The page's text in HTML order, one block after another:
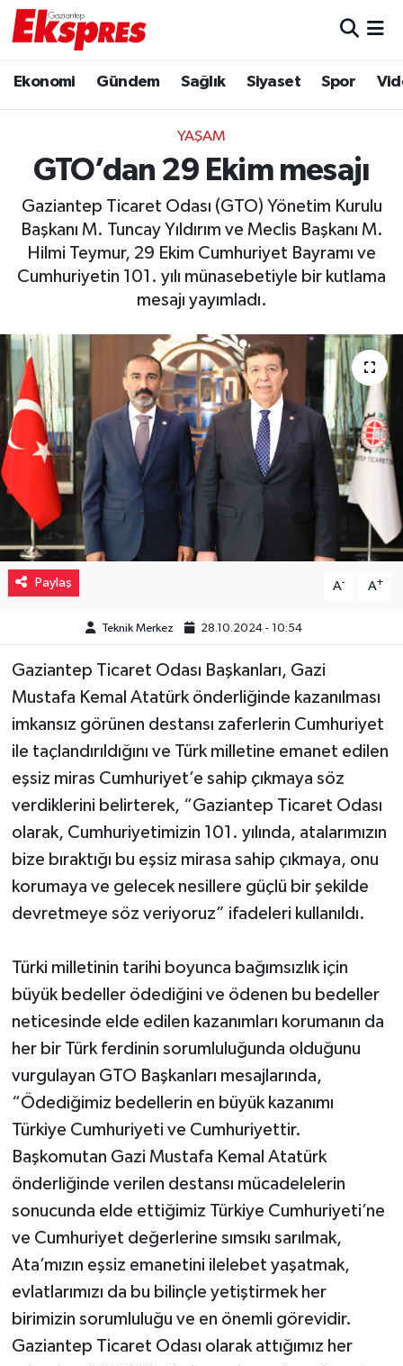
Ekonomi Gündem Sağlık Siyaset Spor
YAŞAM
GTO’dan 29 Ekim mesajı
Gaziantep Ticaret Odası (GTO) Yönetim Kurulu
Başkanı M. Tuncay Yıldırım ve Meclis Başkanı M.
Hilmi Teymur, 29 Ekim Cumhuriyet Bayramı ve
Cumhuriyetin 101. yılı münasebetiyle bir kutlama
mesajı yayımladı.
Paylaş A- A+
Teknik Merkez 28.10.2024 - 10:54
Gaziantep Ticaret Odası Başkanları, Gazi
Mustafa Kemal Atatürk önderliğinde kazanılması
imkansız görünen destansı zaferlerin Cumhuriyet
ile taçlandırıldığını ve Türk milletine emanet edilen
eşsiz miras Cumhuriyet’e sahip çıkmaya söz
verdiklerini belirterek, “Gaziantep Ticaret Odası
olarak, Cumhuriyetimizin 101. yılında, atalarımızın
bize bıraktığı bu eşsiz mirasa sahip çıkmaya, onu
korumaya ve gelecek nesillere güçlü bir şekilde
devretmeye söz veriyoruz” ifadeleri kullanıldı.
Türki milletinin tarihi boyunca bağımsızlık için
büyük bedeller ödediğini ve ödenen bu bedeller
neticesinde elde edilen kazanımları korumanın da
her bir Türk ferdinin sorumluluğunda olduğunu
vurgulayan GTO Başkanları mesajlarında,
“Ödediğimiz bedellerin en büyük kazanımı
Türkiye Cumhuriyeti ve Cumhuriyettir.
Başkomutan Gazi Mustafa Kemal Atatürk
önderliğinde verilen destansı mücadelelerin
sonucunda elde ettiğimiz Türkiye Cumhuriyeti’ne
ve Cumhuriyet değerlerine sımsıkı sarılmak,
Ata’mızın eşsiz emanetini ilelebet yaşatmak,
evlatlarımızı da bu bilinçle yetiştirmek her
birimizin sorumluluğu ve en önemli görevidir.
Gaziantep Ticaret Odası olarak attığımız her
Ekonomi
Gaziantep son dakika
Genel
Gündem
Kültür Sanat
Magazin
Müzik
Piyasa
Resmi İlanlar
Sağlık
Sinemalar
Siyaset
Teknoloji
Türkiye
Video Haber
Yaşam
Yemek
Trafik Durumu
Puan Durumu ve Fikstür
Tüm Manşetler
Son Dakika Haberleri